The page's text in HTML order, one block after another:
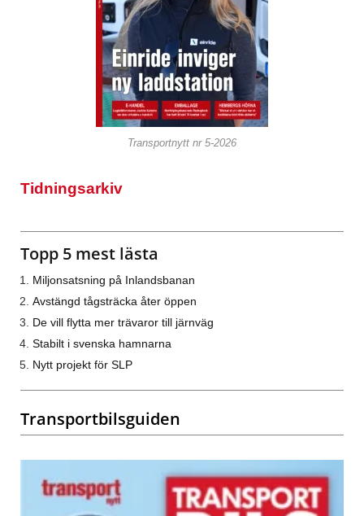
Transportnytt nr 5-2026
Tidningsarkiv
Topp 5 mest lästa
Miljonsatsning på Inlandsbanan
Avstängd tågsträcka åter öppen
De vill flytta mer trävaror till järnväg
Stabilt i svenska hamnarna
Nytt projekt för SLP
Transportbilsguiden